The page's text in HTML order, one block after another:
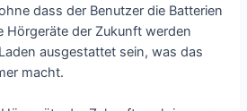
dass der Benutzer die Batterien
Hörgeräte der Zukunft werden
ausgestattet sein, was das
macht.